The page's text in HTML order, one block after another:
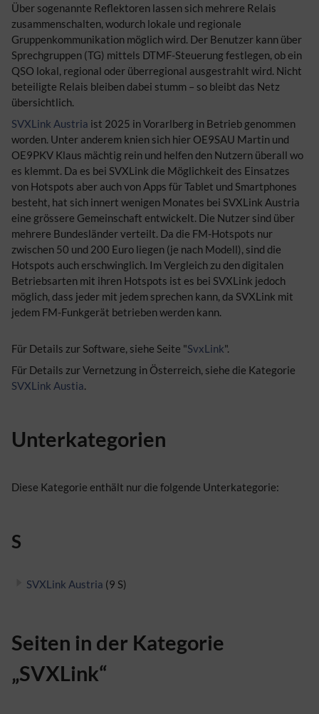
Über sogenannte Reflektoren lassen sich mehrere Relais
zusammenschalten, wodurch lokale und regionale
Gruppenkommunikation möglich wird. Der Benutzer kann über
Sprechgruppen (TG) mittels DTMF-Steuerung festlegen, ob ein
QSO lokal, regional oder überregional ausgestrahlt wird. Nicht
beteiligte Relais bleiben dabei stumm – so bleibt das Netz
übersichtlich.
SVXLink Austria ist 2025 in Vorarlberg in Betrieb genommen
worden. Unter anderem knien sich hier OE9SAU Martin und
OE9PKV Klaus mächtig rein und helfen den Nutzern überall wo
es klemmt. Da es bei SVXLink die Möglichkeit des Einsatzes
von Hotspots aber auch von Apps für Tablet und Smartphones
besteht, hat sich innert wenigen Monates bei SVXLink Austria
eine grössere Gemeinschaft entwickelt. Die Nutzer sind über
mehrere Bundesländer verteilt. Da die FM-Hotspots nur
zwischen 50 und 200 Euro liegen (je nach Modell), sind die
Hotspots auch erschwinglich. Im Vergleich zu den digitalen
Betriebsarten mit ihren Hotspots ist es bei SVXLink jedoch
möglich, dass jeder mit jedem sprechen kann, da SVXLink mit
jedem FM-Funkgerät betrieben werden kann.
Für Details zur Software, siehe Seite "SvxLink".
Für Details zur Vernetzung in Österreich, siehe die Kategorie
SVXLink Austia.
Unterkategorien
Diese Kategorie enthält nur die folgende Unterkategorie:
S
SVXLink Austria (9 S)
Seiten in der Kategorie
„SVXLink“